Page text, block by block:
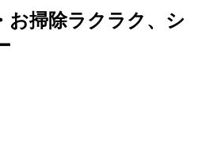
お掃除ラクラク、シ